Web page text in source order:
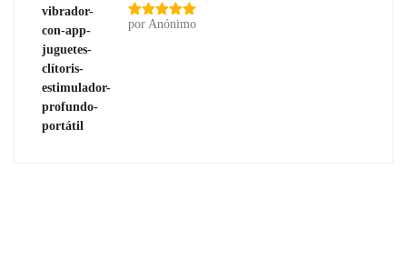
Valorado
por Anónimo